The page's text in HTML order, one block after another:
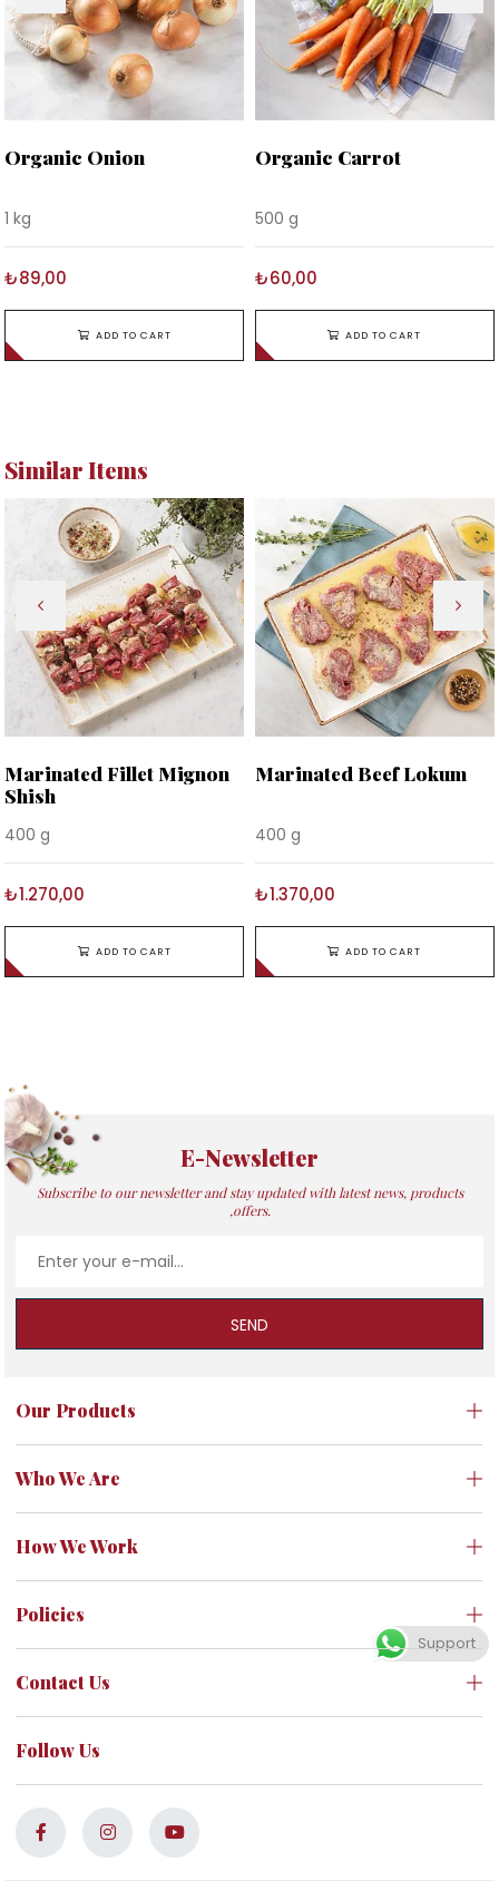
Organic Onion
1 kg
₺89,00
ADD TO CART
Organic Carrot
500 g
₺60,00
ADD TO CART
Similar Items
Marinated Fillet Mignon
Shish
400 g
₺1.270,00
ADD TO CART
Marinated Beef Lokum
400 g
₺1.370,00
ADD TO CART
E-Newsletter
Subscribe to our newsletter and stay updated with latest news, products
,offers.
SEND
Our Products
Who We Are
How We Work
Policies
Contact Us
Follow Us
Support